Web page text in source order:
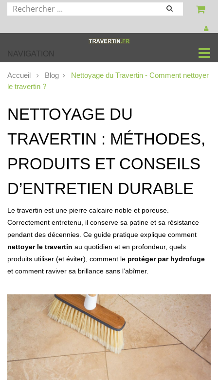
NAVIGATION
Accueil Blog
Nettoyage du Travertin - Comment nettoyer
le travertin ?
NETTOYAGE DU
TRAVERTIN : MÉTHODES,
PRODUITS ET CONSEILS
D’ENTRETIEN DURABLE
Le travertin est une pierre calcaire noble et poreuse.
Correctement entretenu, il conserve sa patine et sa résistance
pendant des décennies. Ce guide pratique explique comment
nettoyer le travertin au quotidien et en profondeur, quels
produits utiliser (et éviter), comment le protéger par hydrofuge
et comment raviver sa brillance sans l’abîmer.